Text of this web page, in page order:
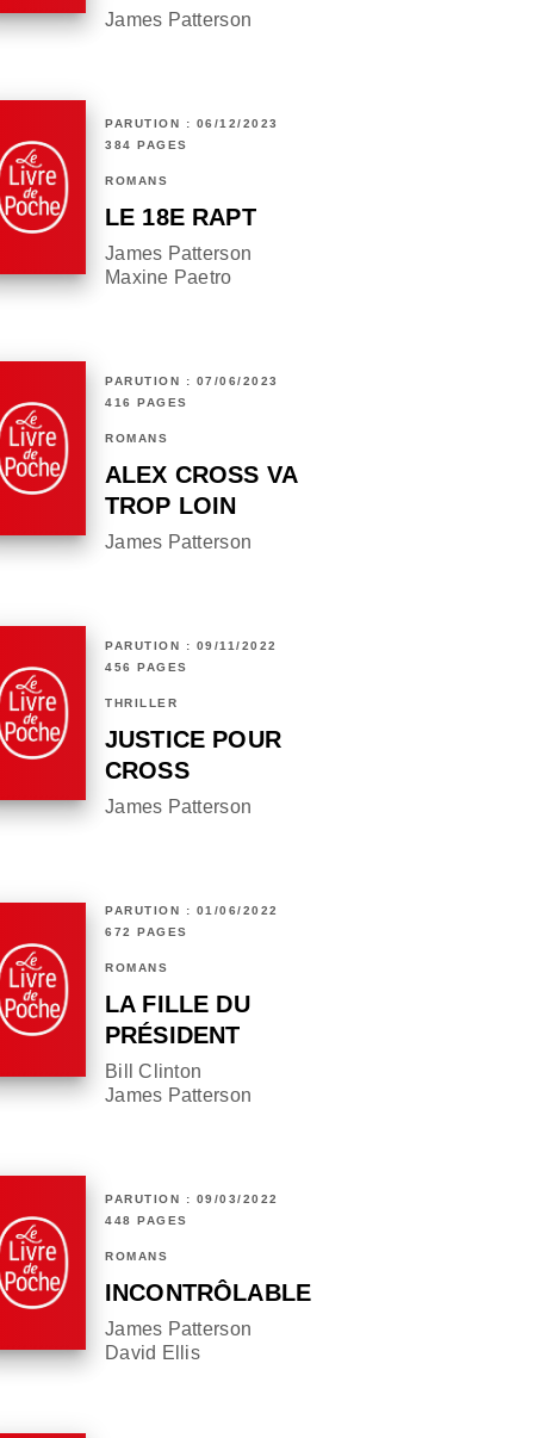
James Patterson
PARUTION : 06/12/2023
384 PAGES
ROMANS
LE 18E RAPT
James Patterson
Maxine Paetro
PARUTION : 07/06/2023
416 PAGES
ROMANS
ALEX CROSS VA
TROP LOIN
James Patterson
PARUTION : 09/11/2022
456 PAGES
THRILLER
JUSTICE POUR
CROSS
James Patterson
PARUTION : 01/06/2022
672 PAGES
ROMANS
LA FILLE DU
PRÉSIDENT
Bill Clinton
James Patterson
PARUTION : 09/03/2022
448 PAGES
ROMANS
INCONTRÔLABLE
James Patterson
David Ellis